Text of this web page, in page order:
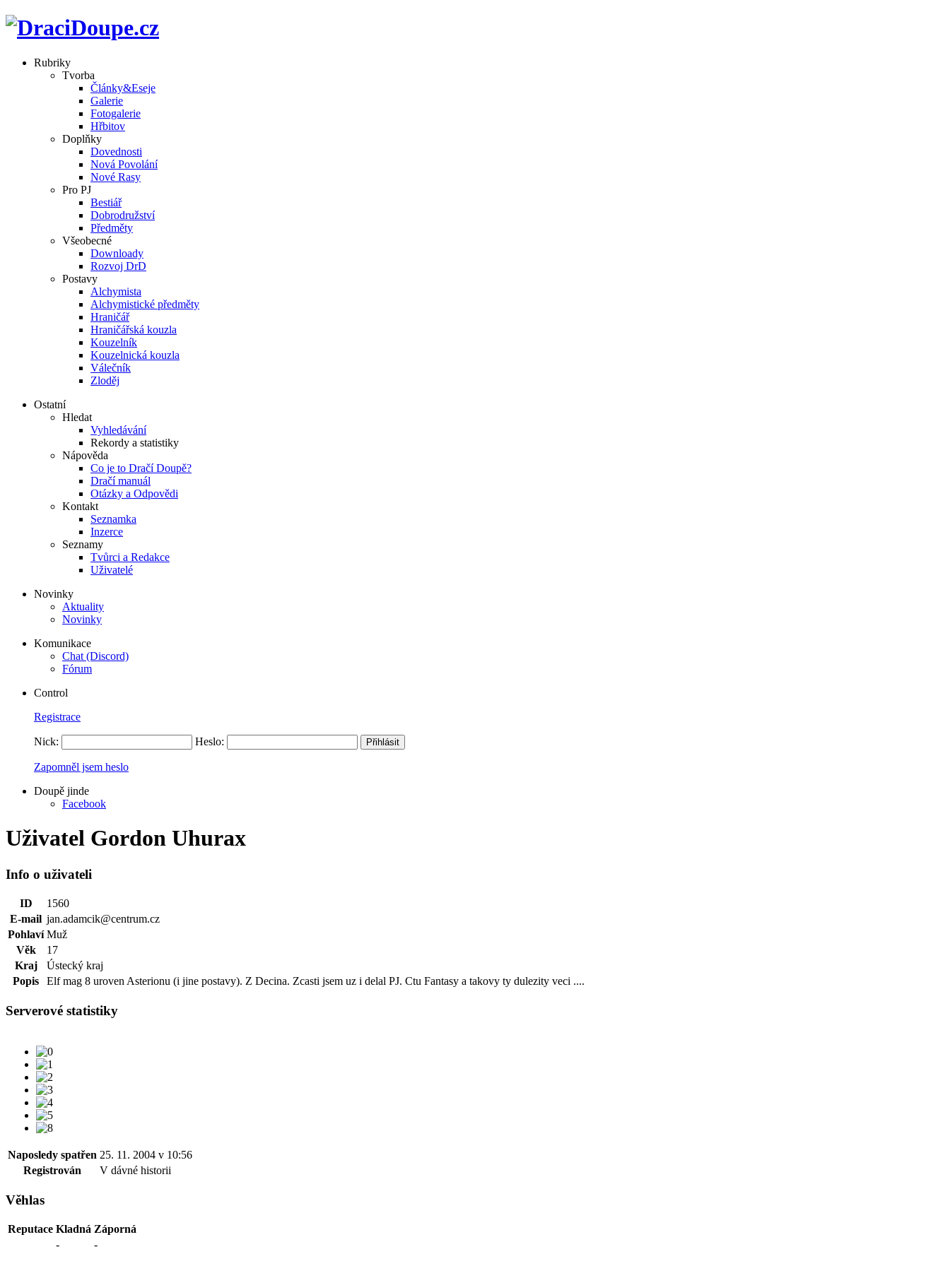
Rubriky
Tvorba
Články&Eseje
Galerie
Fotogalerie
Hřbitov
Doplňky
Dovednosti
Nová Povolání
Nové Rasy
Pro PJ
Bestiář
Dobrodružství
Předměty
Všeobecné
Downloady
Rozvoj DrD
Postavy
Alchymista
Alchymistické předměty
Hraničář
Hraničářská kouzla
Kouzelník
Kouzelnická kouzla
Válečník
Zloděj
Ostatní
Hledat
Vyhledávání
Rekordy a statistiky
Nápověda
Co je to Dračí Doupě?
Dračí manuál
Otázky a Odpovědi
Kontakt
Seznamka
Inzerce
Seznamy
Tvůrci a Redakce
Uživatelé
Novinky
Aktuality
Novinky
Komunikace
Chat (Discord)
Fórum
Control
Registrace
Nick: Heslo:
Zapomněl jsem heslo
Doupě jinde
Facebook
Uživatel Gordon Uhurax
Info o uživateli
ID
1560
E-mail jan.adamcik@centrum.cz
Pohlaví Muž
Věk
17
Kraj
Ústecký kraj
Popis
Elf mag 8 uroven Asterionu (i jine postavy). Z Decina. Zcasti jsem uz i delal PJ. Ctu Fantasy a takovy ty dulezity veci ....
Serverové statistiky
Naposledy spatřen 25. 11. 2004 v 10:56
Registrován
V dávné historii
Věhlas
Reputace Kladná Záporná
-
-